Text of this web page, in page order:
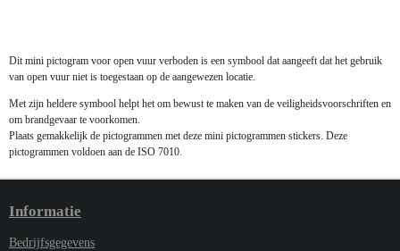
Dit mini pictogram voor open vuur verboden is een symbool dat aangeeft dat het gebruik
van open vuur niet is toegestaan op de aangewezen locatie.
Met zijn heldere symbool helpt het om bewust te maken van de veiligheidsvoorschriften en
om brandgevaar te voorkomen.
Plaats gemakkelijk de pictogrammen met deze mini pictogrammen stickers. Deze
pictogrammen voldoen aan de ISO 7010.
Informatie
Bedrijfsgegevens